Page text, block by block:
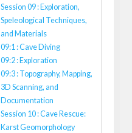
Session 09 : Exploration,
Speleological Techniques,
and Materials
09:1 : Cave Diving
09:2 : Exploration
09:3 : Topography, Mapping,
3D Scanning, and
Documentation
Session 10 : Cave Rescue:
Karst Geomorphology